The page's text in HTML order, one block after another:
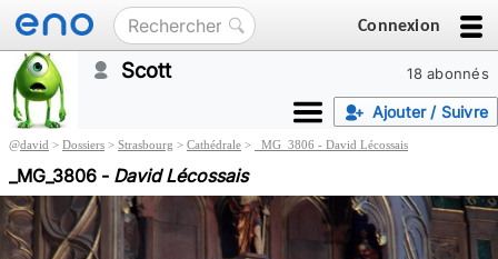
Connexion
18 abonnés
Scott
Ajouter / Suivre
@david > Dossiers > Strasbourg > Cathédrale > _MG_3806 - David Lécossais
_MG_3806 - David Lécossais